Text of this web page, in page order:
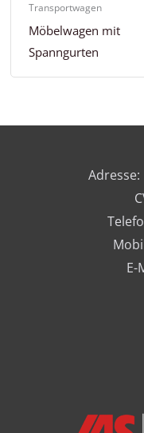
Transportwagen
Möbelwagen mit
Spanngurten
E-